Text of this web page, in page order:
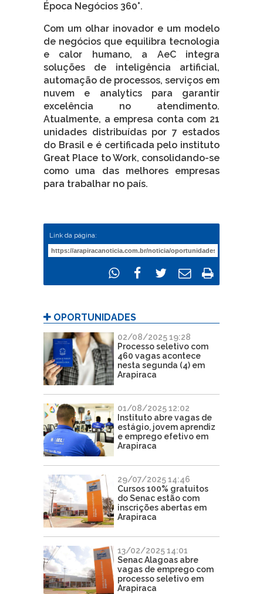
Época Negócios 360°.
Com um olhar inovador e um modelo
de negócios que equilibra tecnologia
e calor humano, a AeC integra
soluções de inteligência artificial,
automação de processos, serviços em
nuvem e analytics para garantir
excelência no atendimento.
Atualmente, a empresa conta com 21
unidades distribuídas por 7 estados
do Brasil e é certificada pelo instituto
Great Place to Work, consolidando-se
como uma das melhores empresas
para trabalhar no país.
Link da página:
OPORTUNIDADES
02/08/2025 19:28
Processo seletivo com
460 vagas acontece
nesta segunda (4) em
Arapiraca
01/08/2025 12:02
Instituto abre vagas de
estágio, jovem aprendiz
e emprego efetivo em
Arapiraca
29/07/2025 14:46
Cursos 100% gratuitos
do Senac estão com
inscrições abertas em
Arapiraca
13/02/2025 14:01
Senac Alagoas abre
vagas de emprego com
processo seletivo em
Arapiraca